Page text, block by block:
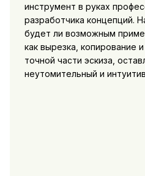
инструмент в руках
разработчика концепций.
будет ли возможным
как вырезка, копирование
точной части эскиза,
неутомительный и